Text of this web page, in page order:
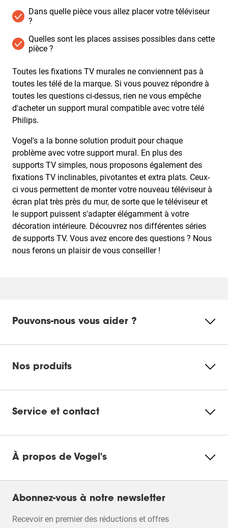
Dans quelle pièce vous allez placer votre téléviseur
?
Quelles sont les places assises possibles dans cette
pièce ?
Toutes les fixations TV murales ne conviennent pas à
toutes les télé de la marque. Si vous pouvez répondre à
toutes les questions ci-dessus, rien ne vous empêche
d'acheter un support mural compatible avec votre télé
Philips.
Vogel's a la bonne solution produit pour chaque
problème avec votre support mural. En plus des
supports TV simples, nous proposons également des
fixations TV inclinables, pivotantes et extra plats. Ceux-
ci vous permettent de monter votre nouveau téléviseur à
écran plat très près du mur, de sorte que le téléviseur et
le support puissent s'adapter élégamment à votre
décoration intérieure. Découvrez nos différentes séries
de supports TV. Vous avez encore des questions ? Nous
nous ferons un plaisir de vous conseiller !
Pouvons-nous vous aider ?
Nos produits
Service et contact
À propos de Vogel's
Abonnez-vous à notre newsletter
Recevoir en premier des réductions et offres